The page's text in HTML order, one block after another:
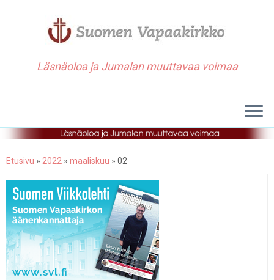
Läsnäoloa ja Jumalan muuttavaa voimaa
Etusivu » 2022 » maaliskuu » 02